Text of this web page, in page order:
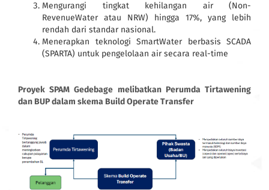
Mengurangi tingkat kehilangan air (Non-
RevenueWater atau NRW) hingga 17%, yang lebih
rendah dari standar nasional.
Menerapkan teknologi SmartWater berbasis SCADA
(SPARTA) untuk pengelolaan air secara real-time
Proyek SPAM Gedebage melibatkan Perumda Tirtawening
dan BUP dalam skema Build Operate Transfer